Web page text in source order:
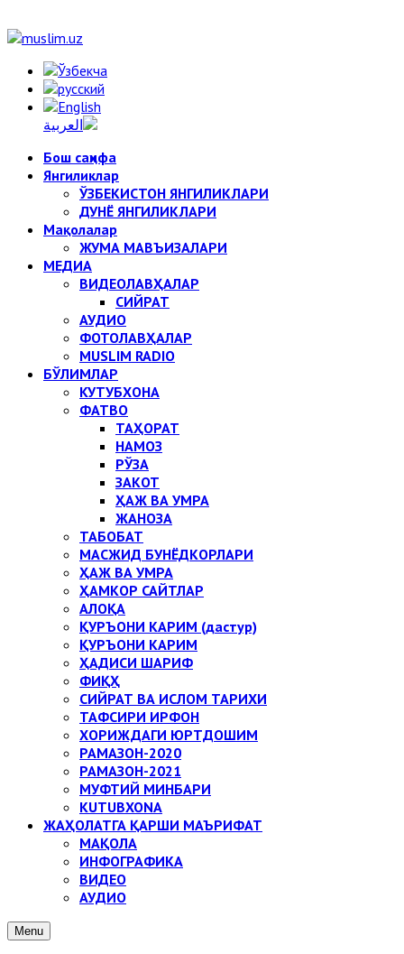
Бош саҳифа
Янгиликлар
ЎЗБЕКИСТОН ЯНГИЛИКЛАРИ
ДУНЁ ЯНГИЛИКЛАРИ
Мақолалар
ЖУМА МАВЪИЗАЛАРИ
МЕДИА
ВИДЕОЛАВҲАЛАР
СИЙРАТ
АУДИО
ФОТОЛАВҲАЛАР
MUSLIM RADIO
БЎЛИМЛАР
КУТУБХОНА
ФАТВО
ТАҲОРАТ
НАМОЗ
РЎЗА
ЗАКОТ
ҲАЖ ВА УМРА
ЖАНОЗА
ТАБОБАТ
МАСЖИД БУНЁДКОРЛАРИ
ҲАЖ ВА УМРА
ҲАМКОР САЙТЛАР
АЛОҚА
ҚУРЪОНИ КАРИМ (дастур)
ҚУРЪОНИ КАРИМ
ҲАДИСИ ШАРИФ
ФИҚҲ
СИЙРАТ ВА ИСЛОМ ТАРИХИ
ТАФСИРИ ИРФОН
ХОРИЖДАГИ ЮРТДОШИМ
РАМАЗОН-2020
РАМАЗОН-2021
МУФТИЙ МИНБАРИ
KUTUBXONA
ЖАҲОЛАТГА ҚАРШИ МАЪРИФАТ
МАҚОЛА
ИНФОГРАФИКА
ВИДЕО
АУДИО
Menu